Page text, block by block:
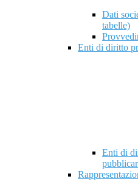
Dati
tabelle)
Enti di diritto
Enti di